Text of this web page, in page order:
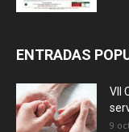
ENTRADAS
VII
9